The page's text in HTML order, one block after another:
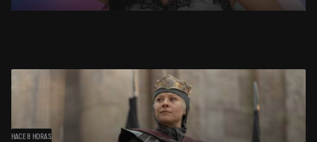
HACE 8 HORAS